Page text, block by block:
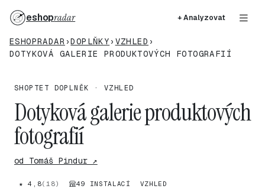
eshopradar + Analyzovat
ESHOPRADAR ›DOPLŇKY › VZHLED ›
DOTYKOVÁ GALERIE PRODUKTOVÝCH FOTOGRAFIÍ
SHOPTET DOPLNĚK · VZHLED
Dotyková galerie produktových
fotografií
od Tomáš Pindur ↗
★ 4,8(18) 49 INSTALACÍ VZHLED